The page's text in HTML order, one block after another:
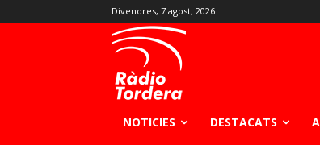
Divendres, 7 agost, 2026
NOTICIES DESTACATS